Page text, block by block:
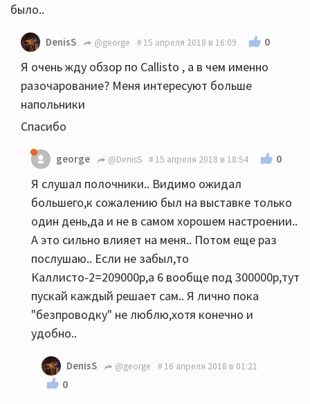
было..
DenisS @george 15 апреля 2018 в 16:09 0
Я очень жду обзор по Callisto , а в чем именно
разочарование? Меня интересуют больше
напольники
Спасибо
george @DenisS 15 апреля 2018 в 18:54 0
Я слушал полочники.. Видимо ожидал
большего,к сожалению был на выставке только
один день,да и не в самом хорошем настроении..
А это сильно влияет на меня.. Потом еще раз
послушаю.. Если не забыл,то
Каллисто-2=209000р,а 6 вообще под 300000р,тут
пускай каждый решает сам.. Я лично пока
"безпроводку" не люблю,хотя конечно и
удобно..
DenisS @george 16 апреля 2018 в 01:21
0